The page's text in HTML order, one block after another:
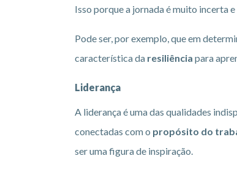
Isso porque a jornada é muito incerta
Pode ser, por exemplo, que em
característica da resiliência para
Liderança
A liderança é uma das qualidades
conectadas com o propósito do
ser uma figura de inspiração.